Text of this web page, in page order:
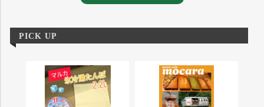
PICK UP